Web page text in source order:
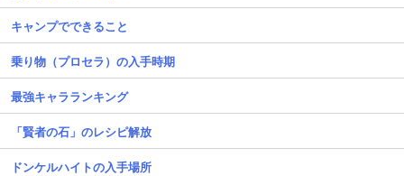
キャンプでできること
乗り物（プロセラ）の入手時期
最強キャラランキング
「賢者の石」のレシピ解放
ドンケルハイトの入手場所